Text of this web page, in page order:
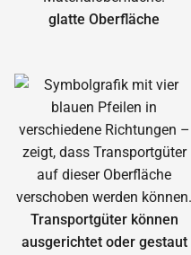
glatte Oberfläche
Transportgüter können
ausgerichtet oder gestaut